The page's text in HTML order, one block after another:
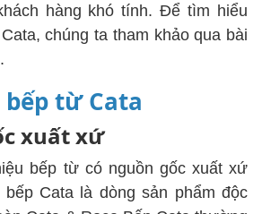
hàng khó tính. Để tìm hiểu
chúng ta tham khảo qua bài
từ Cata
xuất xứ
Cata là dòng sản phẩm độc